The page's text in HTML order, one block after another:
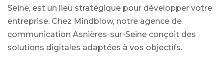
Seine, est un lieu stratégique pour développer votre
entreprise. Chez Mindblow, notre agence de
communication Asnières-sur-Seine conçoit des
solutions digitales adaptées à vos objectifs.